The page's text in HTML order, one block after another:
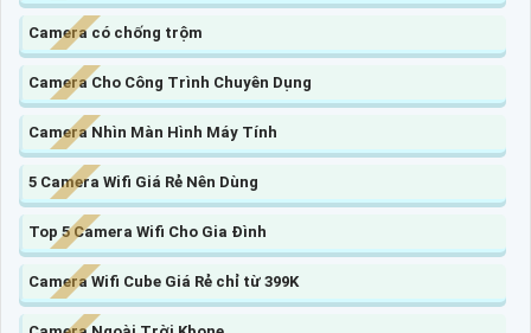
Camera có chống trộm
Camera Cho Công Trình Chuyên Dụng
Camera Nhìn Màn Hình Máy Tính
5 Camera Wifi Giá Rẻ Nên Dùng
Top 5 Camera Wifi Cho Gia Đình
Camera Wifi Cube Giá Rẻ chỉ từ 399K